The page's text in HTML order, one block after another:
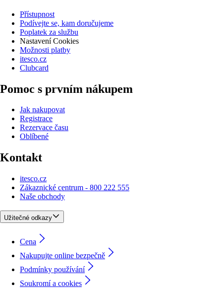
Přístupnost
Podívejte se, kam doručujeme
Poplatek za službu
Nastavení Cookies
Možnosti platby
itesco.cz
Clubcard
Pomoc s prvním nákupem
Jak nakupovat
Registrace
Rezervace času
Oblíbené
Kontakt
itesco.cz
Zákaznické centrum - 800 222 555
Naše obchody
Užitečné odkazy
Cena
Nakupujte online bezpečně
Podmínky používání
Soukromí a cookies